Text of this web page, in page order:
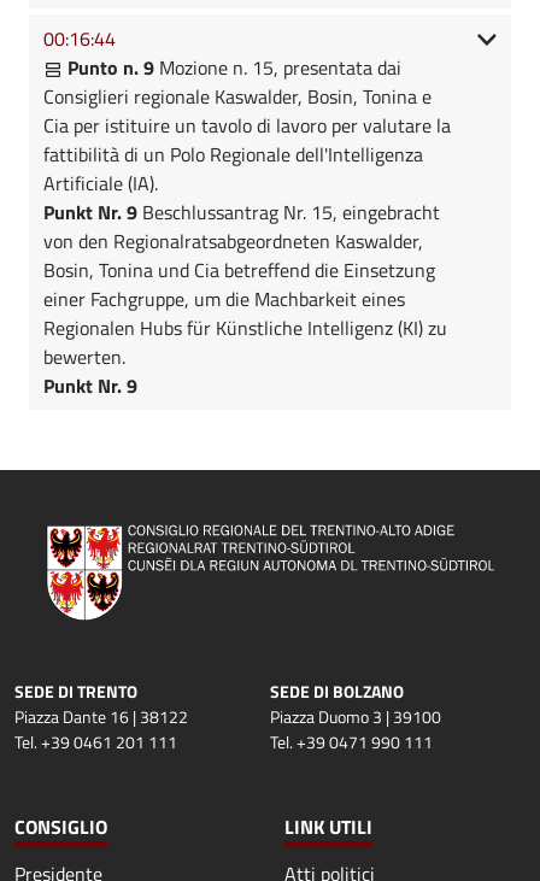
00:16:44
Punto n. 9 Mozione n. 15, presentata dai
Consiglieri regionale Kaswalder, Bosin, Tonina e
Cia per istituire un tavolo di lavoro per valutare la
fattibilità di un Polo Regionale dell'Intelligenza
Artificiale (IA).
Punkt Nr. 9 Beschlussantrag Nr. 15, eingebracht
von den Regionalratsabgeordneten Kaswalder,
Bosin, Tonina und Cia betreffend die Einsetzung
einer Fachgruppe, um die Machbarkeit eines
Regionalen Hubs für Künstliche Intelligenz (KI) zu
bewerten.
Punkt Nr. 9
SEDE DI TRENTO
Piazza Dante 16 | 38122
Tel. +39 0461 201 111
SEDE DI BOLZANO
Piazza Duomo 3 | 39100
Tel. +39 0471 990 111
CONSIGLIO
Presidente
LINK UTILI
Atti politici